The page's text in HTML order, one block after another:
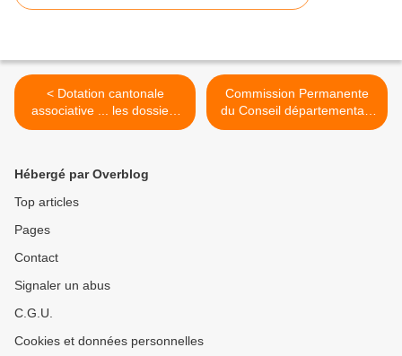
< Dotation cantonale
associative ... les dossiers
sont à déposer avant le 27
Commission Permanente
du Conseil départemental :
33 723 € pour le canton Le
Hébergé par Overblog
Top articles
Pages
Contact
Signaler un abus
C.G.U.
Cookies et données personnelles